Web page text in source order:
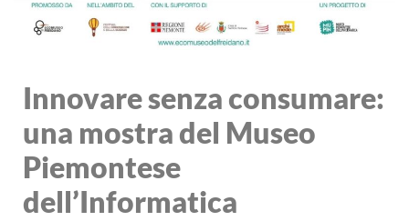
Innovare senza consumare:
una mostra del Museo
Piemontese
dell’Informatica